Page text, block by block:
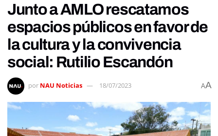
Junto a AMLO rescatamos
espacios públicos en favor de
la cultura y la convivencia
social: Rutilio Escandón
por NAU Noticias 18/07/2023 AA